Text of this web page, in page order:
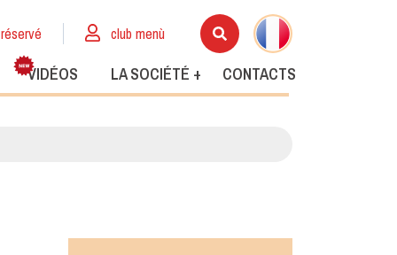
club menù
VIDÉOS LA SOCIÉTÉ + CONTACTS